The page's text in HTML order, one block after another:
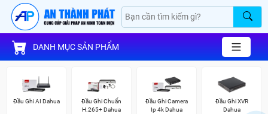
DANH MỤC SẢN PHẨM
Đầu Ghi AI Dahua
Đầu Ghi Chuẩn
H.265+ Dahua
Đầu Ghi Camera
Ip 4k Dahua
Đầu Ghi XVR
Dahua